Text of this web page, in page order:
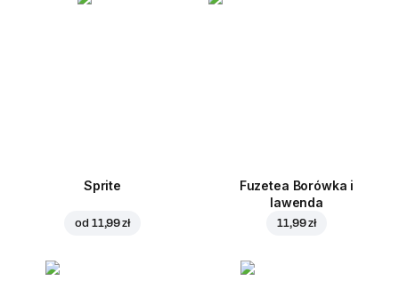
Sprite
od 11,99 zł
Fuzetea Borówka i
lawenda
11,99 zł